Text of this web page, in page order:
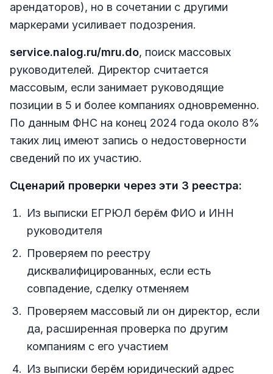
арендаторов), но в сочетании с другими
маркерами усиливает подозрения.
service.nalog.ru/mru.do, поиск массовых
руководителей. Директор считается
массовым, если занимает руководящие
позиции в 5 и более компаниях одновременно.
По данным ФНС на конец 2024 года около 8%
таких лиц имеют запись о недостоверности
сведений по их участию.
Сценарий проверки через эти 3 реестра:
Из выписки ЕГРЮЛ берём ФИО и ИНН
руководителя
Проверяем по реестру
дисквалифицированных, если есть
совпадение, сделку отменяем
Проверяем массовый ли он директор, если
да, расширенная проверка по другим
компаниям с его участием
Из выписки берём юридический адрес